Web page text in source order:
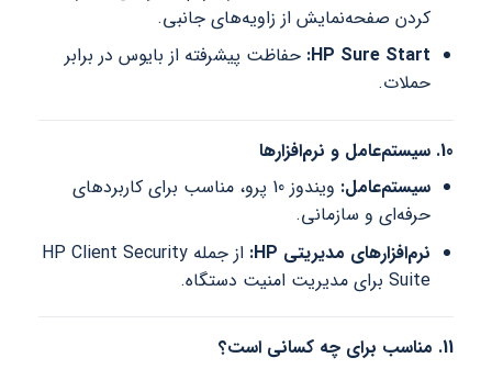
کردن صفحه‌نمایش از زاویه‌های جانبی.
HP Sure Start: حفاظت پیشرفته از بایوس در برابر
حملات.
10. سیستم‌عامل و نرم‌افزارها
سیستم‌عامل:
ویندوز 10 پرو، مناسب برای کاربردهای
حرفه‌ای و سازمانی.
نرم‌افزارهای مدیریتی HP:
از جمله HP Client Security
Suite برای مدیریت امنیت دستگاه.
11. مناسب برای چه کسانی است؟